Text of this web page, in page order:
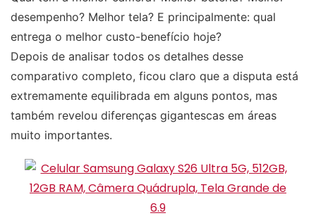
desempenho? Melhor tela? E principalmente: qual
entrega o melhor custo-benefício hoje?
Depois de analisar todos os detalhes desse
comparativo completo, ficou claro que a disputa está
extremamente equilibrada em alguns pontos, mas
também revelou diferenças gigantescas em áreas
muito importantes.